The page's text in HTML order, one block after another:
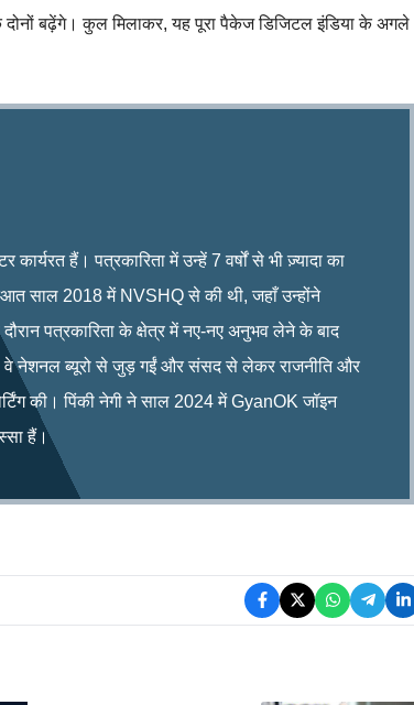
बढ़ेंगे। कुल मिलाकर, यह पूरा पैकेज डिजिटल इंडिया के अगले
कार्यरत हैं। पत्रकारिता में उन्हें 7 वर्षों से भी ज़्यादा का
साल 2018 में NVSHQ से की थी, जहाँ उन्होंने
पत्रकारिता के क्षेत्र में नए-नए अनुभव लेने के बाद
वे नेशनल ब्यूरो से जुड़ गईं और संसद से लेकर राजनीति और
की। पिंकी नेगी ने साल 2024 में GyanOK जॉइन
हैं।